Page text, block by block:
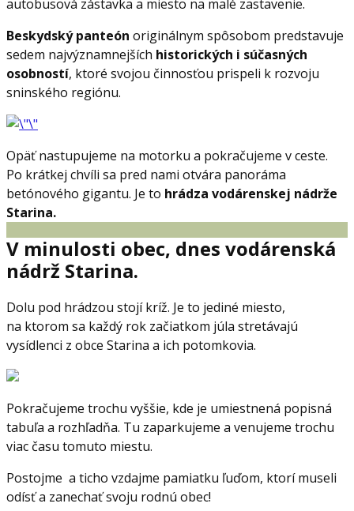
autobusová zástavka a miesto na malé zastavenie.
Beskydský panteón originálnym spôsobom predstavuje
sedem najvýznamnejších historických i súčasných
osobností, ktoré svojou činnosťou prispeli k rozvoju
sninského regiónu.
Opäť nastupujeme na motorku a pokračujeme v ceste.
Po krátkej chvíli sa pred nami otvára panoráma
betónového gigantu. Je to hrádza vodárenskej nádrže
Starina.
V minulosti obec, dnes vodárenská
nádrž Starina.
Dolu pod hrádzou stojí kríž. Je to jediné miesto,
na ktorom sa každý rok začiatkom júla stretávajú
vysídlenci z obce Starina a ich potomkovia.
Pokračujeme trochu vyššie, kde je umiestnená popisná
tabuľa a rozhľadňa. Tu zaparkujeme a venujeme trochu
viac času tomuto miestu.
Postojme a ticho vzdajme pamiatku ľuďom, ktorí museli
odísť a zanechať svoju rodnú obec!